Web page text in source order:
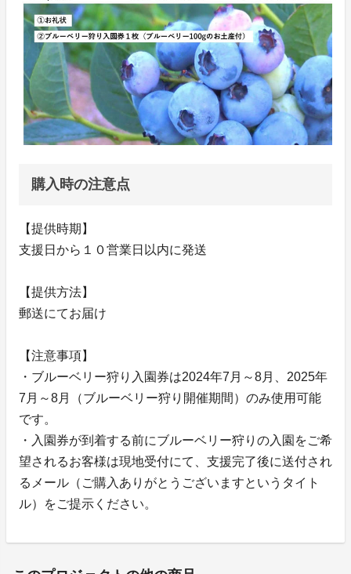
購入時の注意点
【提供時期】
支援日から１０営業日以内に発送
【提供方法】
郵送にてお届け
【注意事項】
・ブルーベリー狩り入園券は2024年7月～8月、2025年
7月～8月（ブルーベリー狩り開催期間）のみ使用可能
です。
・入園券が到着する前にブルーベリー狩りの入園をご希
望されるお客様は現地受付にて、支援完了後に送付され
るメール（ご購入ありがとうございますというタイト
ル）をご提示ください。